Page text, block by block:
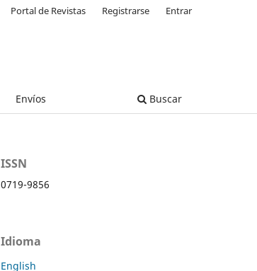
Envíos Buscar
Portal de Revistas Registrarse Entrar
ISSN
0719-9856
Idioma
English